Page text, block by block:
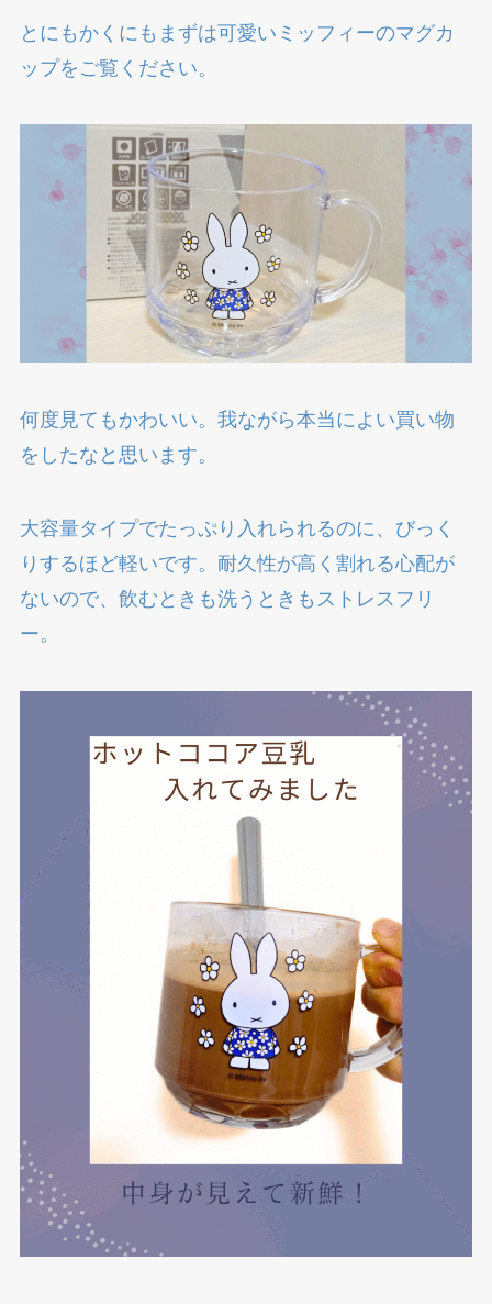
とにもかくにもまずは可愛いミッフィーのマグカ
ップをご覧ください。
何度見てもかわいい。我ながら本当によい買い物
をしたなと思います。
大容量タイプでたっぷり入れられるのに、びっく
りするほど軽いです。耐久性が高く割れる心配が
ないので、飲むときも洗うときもストレスフリ
ー。